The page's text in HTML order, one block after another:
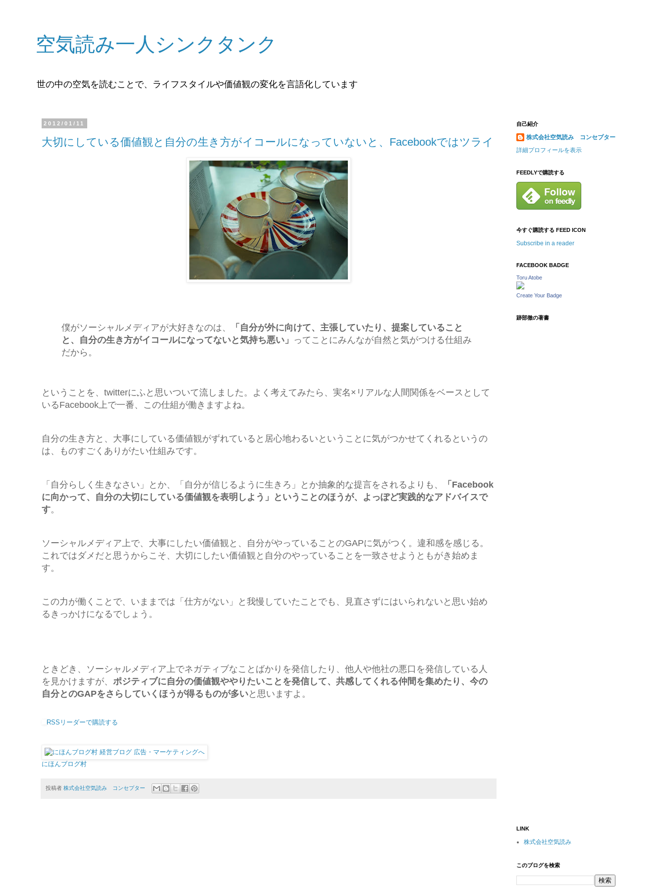
空気読み一人シンクタンク
世の中の空気を読むことで、ライフスタイルや価値観の変化を言語化しています
2012/01/11
大切にしている価値観と自分の生き方がイコールになっていないと、Facebookではツライ
僕がソーシャルメディアが大好きなのは、
「自分が外に向けて、主張していたり、提案していること
と、自分の生き方がイコールになってないと気持ち悪い」 ってことにみんなが自然と気がつける仕組み
だから。
ということを、twitterにふと思いついて流しました。よく考えてみたら、実名×リアルな人間関係をベースとして
いるFacebook上で一番、この仕組が働きますよね。
自分の生き方と、大事にしている価値観がずれていると居心地わるいということに気がつかせてくれるというの
は、ものすごくありがたい仕組みです。
「自分らしく生きなさい」とか、「自分が信じるように生きろ」とか抽象的な提言をされるよりも、
「Facebook
に向かって、自分の大切にしている価値観を表明しよう」ということのほうが、よっぽど実践的なアドバイスで
す。
ソーシャルメディア上で、大事にしたい価値観と、自分がやっていることのGAPに気がつく。違和感を感じる。
これではダメだと思うからこそ、大切にしたい価値観と自分のやっていることを一致させようともがき始めま
す。
この力が働くことで、いままでは「仕方がない」と我慢していたことでも、見直さずにはいられないと思い始め
るきっかけになるでしょう。
ときどき、ソーシャルメディア上でネガティブなことばかりを発信したり、他人や他社の悪口を発信している人
を見かけますが、 ポジティブに自分の価値観ややりたいことを発信して、共感してくれる仲間を集めたり、今の
自分とのGAPをさらしていくほうが得るものが多いと思いますよ。
RSSリーダーで購読する
にほんブログ村
投稿者 株式会社空気読み コンセプター
自己紹介
株式会社空気読み コンセプター
詳細プロフィールを表示
FEEDLYで購読する
今すぐ購読する FEED ICON
Subscribe in a reader
FACEBOOK BADGE
Toru Atobe
Create Your Badge
跡部徹の著書
LINK
株式会社空気読み
このブログを検索